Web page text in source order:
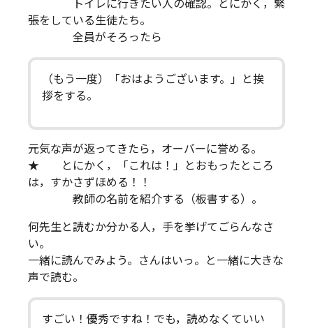
トイレに行きたい人の確認。とにかく，緊
張をしている生徒たち。
全員がそろったら
（もう一度）「おはようございます。」と挨
拶をする。
元気な声が返ってきたら，オーバーに誉める。
★ とにかく，「これは！」とおもったところ
は，すかさずほめる！！
教師の名前を紹介する（板書する）。
何先生と読むか分かる人，手を挙げてごらんなさ
い。
一緒に読んでみよう。さんはいっ。と一緒に大きな
声で読む。
すごい！優秀ですね！でも，読めなくていい